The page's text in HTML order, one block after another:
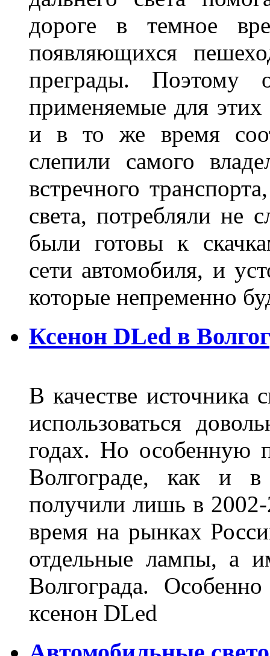
дороге в темное
появляющихся
преграды. Поэтому
применяемые для
и в то же время
слепили самого
встречного
света, потребляли не
были готовы к
сети автомобиля, и
которые непременно
Ксенон DLed в
В качестве источника
использоваться
годах. Но особенную
Волгограде, как и
получили лишь в
время на рынках
отдельные лампы, а
Волгограда.
ксенон DLed